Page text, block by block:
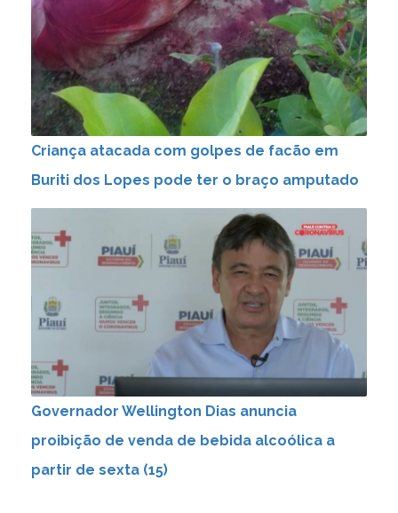
Criança atacada com golpes de facão em
Buriti dos Lopes pode ter o braço amputado
Governador Wellington Dias anuncia
proibição de venda de bebida alcoólica a
partir de sexta (15)